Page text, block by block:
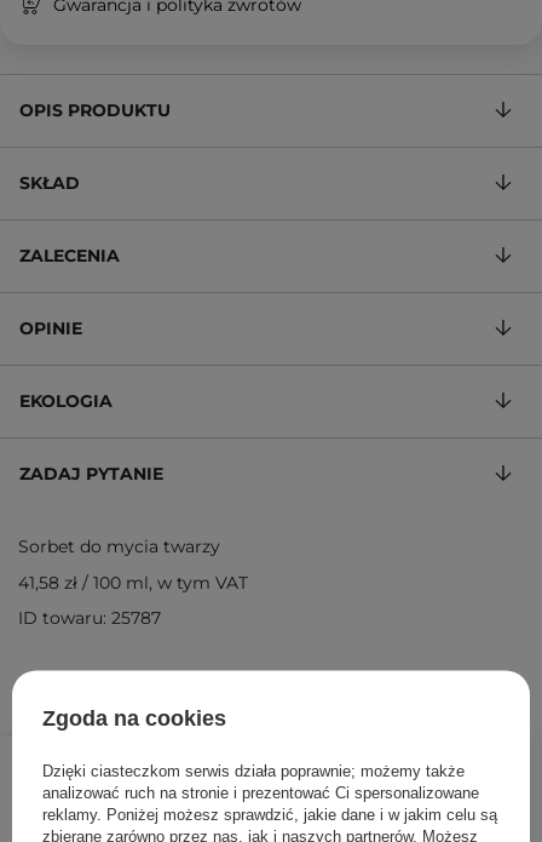
DODAJ DO KOSZYKA
Gwarancja i polityka zwrotów
OPIS PRODUKTU
SKŁAD
ZALECENIA
OPINIE
EKOLOGIA
ZADAJ PYTANIE
Sorbet do mycia twarzy
41,58 zł / 100 ml, w tym VAT
ID towaru: 25787
Zgoda na cookies
Dzięki ciasteczkom serwis działa poprawnie; możemy także
analizować ruch na stronie i prezentować Ci spersonalizowane
reklamy. Poniżej możesz sprawdzić, jakie dane i w jakim celu są
zbierane zarówno przez nas, jak i naszych partnerów. Możesz